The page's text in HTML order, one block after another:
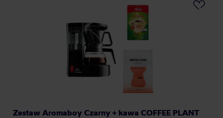
Zestaw Aromaboy Czarny + kawa COFFEE PLANT